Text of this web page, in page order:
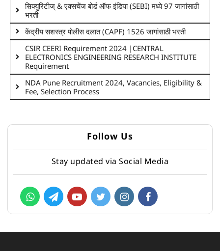
सिक्युरिटीज् & एक्सचेंज बोर्ड ऑफ इंडिया (SEBI) मध्ये 97 जागांसाठी
भरती
केंद्रीय सशस्त्र पोलीस दलात (CAPF) 1526 जागांसाठी भरती
CSIR CEERI Requirement 2024 |CENTRAL
ELECTRONICS ENGINEERING RESEARCH INSTITUTE
Requirement
NDA Pune Recruitment 2024, Vacancies, Eligibility &
Fee, Selection Process
Follow Us
Stay updated via Social Media